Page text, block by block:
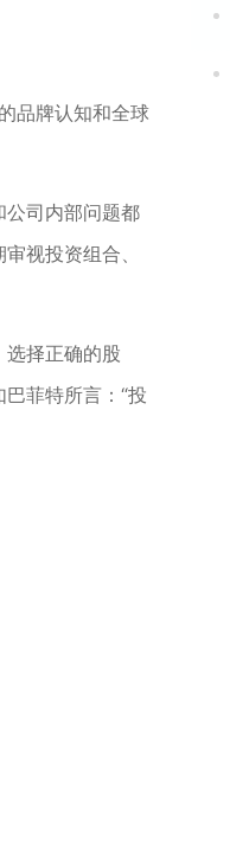
品牌认知和全球
公司内部问题都
视投资组合、
择正确的股
菲特所言：“投